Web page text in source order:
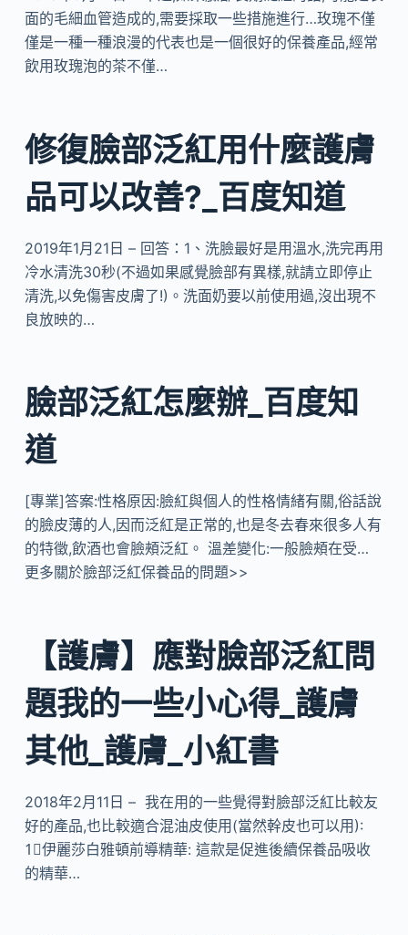
面的毛細血管造成的,需要採取一些措施進行…玫瑰不僅
僅是一種一種浪漫的代表也是一個很好的保養產品,經常
飲用玫瑰泡的茶不僅…
修復臉部泛紅用什麼護膚
品可以改善?_百度知道
2019年1月21日 – 回答：1、洗臉最好是用溫水,洗完再用
冷水清洗30秒(不過如果感覺臉部有異樣,就請立即停止
清洗,以免傷害皮膚了!)。洗面奶要以前使用過,沒出現不
良放映的…
臉部泛紅怎麼辦_百度知
道
[專業]答案:性格原因:臉紅與個人的性格情緒有關,俗話說
的臉皮薄的人,因而泛紅是正常的,也是冬去春來很多人有
的特徵,飲酒也會臉頰泛紅。 溫差變化:一般臉頰在受…
更多關於臉部泛紅保養品的問題>>
【護膚】應對臉部泛紅問
題我的一些小心得_護膚
其他_護膚_小紅書
2018年2月11日 – 我在用的一些覺得對臉部泛紅比較友
好的產品,也比較適合混油皮使用(當然幹皮也可以用):
1⃣️伊麗莎白雅頓前導精華: 這款是促進後續保養品吸收
的精華…